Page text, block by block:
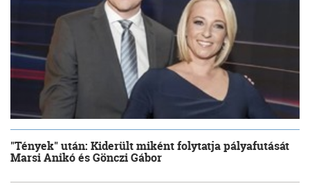
"Tények" után: Kiderült miként folytatja pályafutását
Marsi Anikó és Gönczi Gábor